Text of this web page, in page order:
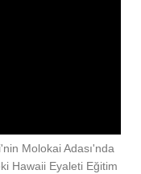
Molokai Adası'nda
Hawaii Eyaleti Eğitim